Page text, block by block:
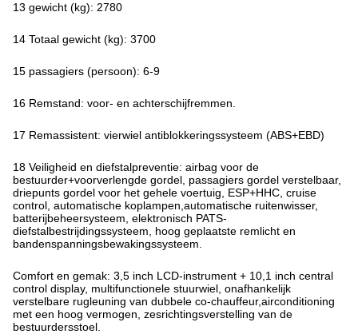
13 gewicht (kg): 2780
14 Totaal gewicht (kg): 3700
15 passagiers (persoon): 6-9
16 Remstand: voor- en achterschijfremmen.
17 Remassistent: vierwiel antiblokkeringssysteem (ABS+EBD)
18 Veiligheid en diefstalpreventie: airbag voor de
bestuurder+voorverlengde gordel, passagiers gordel verstelbaar,
driepunts gordel voor het gehele voertuig, ESP+HHC, cruise
control, automatische koplampen,automatische ruitenwisser,
batterijbeheersysteem, elektronisch PATS-
diefstalbestrijdingssysteem, hoog geplaatste remlicht en
bandenspanningsbewakingssysteem.
Comfort en gemak: 3,5 inch LCD-instrument + 10,1 inch central
control display, multifunctionele stuurwiel, onafhankelijk
verstelbare rugleuning van dubbele co-chauffeur,airconditioning
met een hoog vermogen, zesrichtingsverstelling van de
bestuurdersstoel.